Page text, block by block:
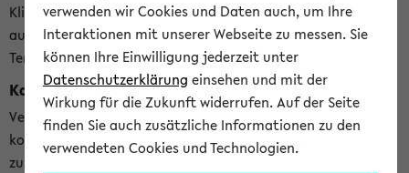
Klicken Sie auf das Semester, welches Sie für Ihre Sitzung
auswählen möchten. Bitte beachten Sie auch die weiteren
Termine imKalender der Lehrplanung
Kalenderintegration
Verwenden Sie die folgende Adresse, um mit einer
kompatiblen Kalenderanwendung auf die Vorlesungszeiten
zuzugreifen (nähere Informationen
finden Sie hier
verwenden wir Cookies und Daten auch, um Ihre
Interaktionen mit unserer Webseite zu messen. Sie
können Ihre Einwilligung jederzeit unter
Datenschutzerklärung einsehen und mit der
Wirkung für die Zukunft widerrufen. Auf der Seite
finden Sie auch zusätzliche Informationen zu den
verwendeten Cookies und Technologien.